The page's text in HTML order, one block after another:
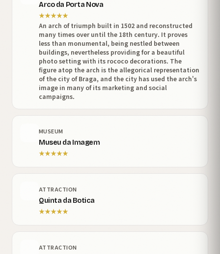
Arco da Porta Nova
★★★★★
An arch of triumph built in 1502 and reconstructed
many times over until the 18th century. It proves
less than monumental, being nestled between
buildings, nevertheless providing for a beautiful
photo setting with its rococo decorations. The
figure atop the arch is the allegorical representation
of the city of Braga, and the city has used the arch's
image in many of its marketing and social
campaigns.
MUSEUM
Museu da Imagem
★★★★★
ATTRACTION
Quinta da Botica
★★★★★
ATTRACTION